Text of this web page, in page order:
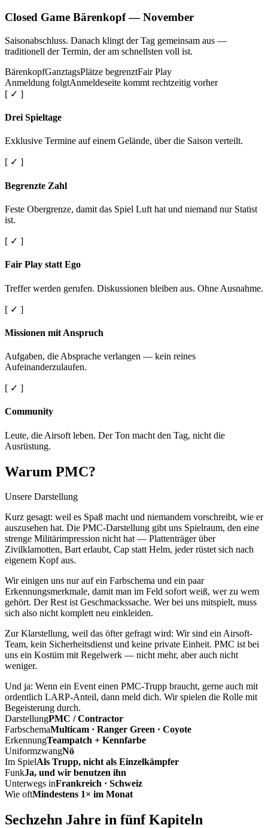
Closed Game Bärenkopf — November
Saisonabschluss. Danach klingt der Tag gemeinsam aus —
traditionell der Termin, der am schnellsten voll ist.
BärenkopfGanztagsPlätze begrenztFair Play
Anmeldung folgtAnmeldeseite kommt rechtzeitig vorher
[ ✓ ]
Drei Spieltage
Exklusive Termine auf einem Gelände, über die Saison verteilt.
[ ✓ ]
Begrenzte Zahl
Feste Obergrenze, damit das Spiel Luft hat und niemand nur Statist
ist.
[ ✓ ]
Fair Play statt Ego
Treffer werden gerufen. Diskussionen bleiben aus. Ohne Ausnahme.
[ ✓ ]
Missionen mit Anspruch
Aufgaben, die Absprache verlangen — kein reines
Aufeinanderzulaufen.
[ ✓ ]
Community
Leute, die Airsoft leben. Der Ton macht den Tag, nicht die
Ausrüstung.
Warum PMC?
Unsere Darstellung
Kurz gesagt: weil es Spaß macht und niemandem vorschreibt, wie er
auszusehen hat. Die PMC-Darstellung gibt uns Spielraum, den eine
strenge Militärimpression nicht hat — Plattenträger über
Zivilklamotten, Bart erlaubt, Cap statt Helm, jeder rüstet sich nach
eigenem Kopf aus.
Wir einigen uns nur auf ein Farbschema und ein paar
Erkennungsmerkmale, damit man im Feld sofort weiß, wer zu wem
gehört. Der Rest ist Geschmackssache. Wer bei uns mitspielt, muss
sich also nicht komplett neu einkleiden.
Zur Klarstellung, weil das öfter gefragt wird: Wir sind ein Airsoft-
Team, kein Sicherheitsdienst und keine private Einheit. PMC ist bei
uns ein Kostüm mit Regelwerk — nicht mehr, aber auch nicht
weniger.
Und ja: Wenn ein Event einen PMC-Trupp braucht, gerne auch mit
ordentlich LARP-Anteil, dann meld dich. Wir spielen die Rolle mit
Begeisterung durch.
DarstellungPMC / Contractor
FarbschemaMulticam · Ranger Green · Coyote
ErkennungTeampatch + Kennfarbe
UniformzwangNö
Im SpielAls Trupp, nicht als Einzelkämpfer
FunkJa, und wir benutzen ihn
Unterwegs inFrankreich · Schweiz
Wie oftMindestens 1× im Monat
Sechzehn Jahre in fünf Kapiteln